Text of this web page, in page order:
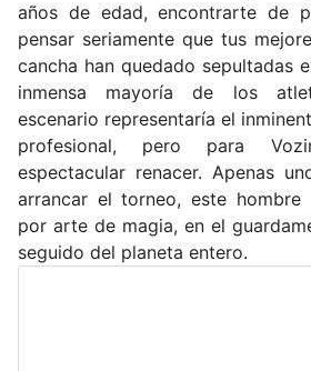
años de edad, encontrarte de
pensar seriamente que tus
cancha han quedado sepultadas
inmensa mayoría de los
escenario representaría el
profesional, pero para
espectacular renacer. Apenas
arrancar el torneo, este hombre
por arte de magia, en el
seguido del planeta entero.